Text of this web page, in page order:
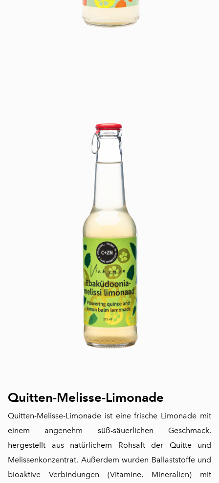
Quitten-Melisse-Limonade
Quitten-Melisse-Limonade ist eine frische Limonade mit
einem angenehm süß-säuerlichen Geschmack,
hergestellt aus natürlichem Rohsaft der Quitte und
Melissenkonzentrat. Außerdem wurden Ballaststoffe und
bioaktive Verbindungen (Vitamine, Mineralien) mit